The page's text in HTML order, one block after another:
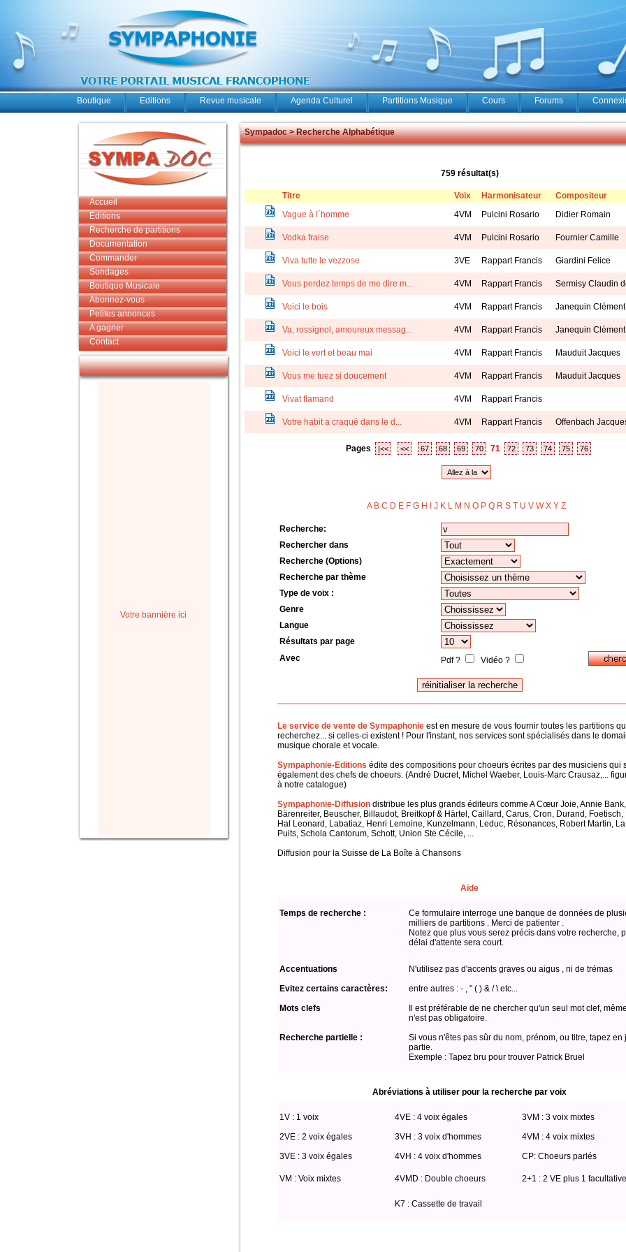
Boutique Editions Revue musicale Agenda Culturel Partitions Musique Cours Forums
Accueil
Editions
Recherche de partitions
Documentation
Commander
Sondages
Boutique Musicale
Abonnez-vous
Petites annonces
A gagner
Contact
Votre bannière ici
Sympadoc > Recherche Alphabétique
759 résultat(s)
Titre Voix Harmonisateur
Compositeur
Vague à l´homme
4VM Pulcini Rosario Didier Romain
Vodka fraise 4VM Pulcini Rosario Fournier Camille
Viva tutte le vezzose 3VE Rappart Francis Giardini Felice
Vous perdez temps de me dire m... 4VM Rappart Francis Sermisy Claudin
Voici le bois 4VM Rappart Francis Janequin Clément
Va, rossignol, amoureux messag... 4VM Rappart Francis Janequin Clément
Voici le vert et beau mai 4VM Rappart Francis Mauduit Jacques
Vous me tuez si doucement 4VM Rappart Francis Mauduit Jacques
Vivat flamand 4VM Rappart Francis
Votre habit a craqué dans le d... 4VM Rappart Francis Offenbach
Pages |<< << 67 68 69 70 71 72 73 74 75 76
A B C D E F G H J K L M N O P Q R S T U V W X Y Z
Recherche:
Rechercher dans
Recherche (Options)
Recherche par thème
Type de voix :
Genre
Langue
Résultats par page
Avec
Pdf ? Vidéo ?
Le service de vente de Sympaphonie est en mesure de vous fournir toutes les partitions
recherchez... si celles-ci existent ! Pour l'instant, nos services sont spécialisés dans le
musique chorale et vocale.
Sympaphonie-Editions édite des compositions pour choeurs écrites par des musiciens qui
également des chefs de choeurs. (André Ducret, Michel Waeber, Louis-Marc Crausaz,...
à notre catalogue)
Sympaphonie-Diffusion distribue les plus grands éditeurs comme A Cœur Joie, Annie Bank,
Bärenreiter, Beuscher, Billaudot, Breitkopf & Härtel, Caillard, Carus, Cron, Durand, Foetisch,
Hal Leonard, Labatiaz, Henri Lemoine, Kunzelmann, Leduc, Résonances, Robert Martin,
Puits, Schola Cantorum, Schott, Union Ste Cécile, ...
Diffusion pour la Suisse de La Boîte à Chansons
Aide
Temps de recherche :
Ce formulaire interroge une banque de données de
milliers de partitions . Merci de patienter .
Notez que plus vous serez précis dans votre recherche,
délai d'attente sera court.
Accentuations
N'utilisez pas d'accents graves ou aigus , ni de trémas
Evitez certains caractères:
entre autres : - , " ( ) & / \ etc...
Mots clefs
Il est préférable de ne chercher qu'un seul mot clef,
n'est pas obligatoire.
Recherche partielle :
Si vous n'êtes pas sûr du nom, prénom, ou titre, tapez en
partie.
Exemple : Tapez bru pour trouver Patrick Bruel
Abréviations à utiliser pour la recherche par voix
1V : 1 voix 4VE : 4 voix égales
3VM : 3 voix mixtes
2VE : 2 voix égales
3VH : 3 voix d'hommes
4VM : 4 voix mixtes
3VE : 3 voix égales
4VH : 4 voix d'hommes CP: Choeurs parlés
VM : Voix mixtes 4VMD : Double choeurs 2+1 : 2 VE plus 1 facultative
K7 : Cassette de travail